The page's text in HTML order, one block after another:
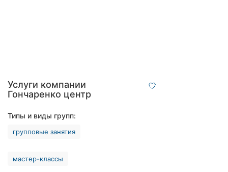
Тернополь
Ровно
Одесса
Услуги компании
Гончаренко центр
Типы и виды групп:
групповые занятия
мастер-классы